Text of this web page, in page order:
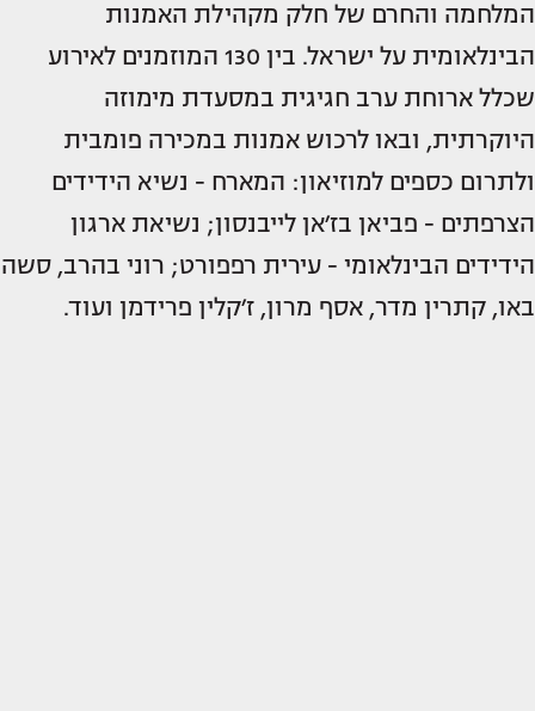
המלחמה והחרם של חלק מקהילת האמנות
הבינלאומית על ישראל. בין 130 המוזמנים לאירוע
שכלל ארוחת ערב חגיגית במסעדת מימוזה
היוקרתית, ובאו לרכוש אמנות במכירה פומבית
ולתרום כספים למוזיאון: המארח - נשיא הידידים
הצרפתים - פביאן בז׳אן לייבנסון; נשיאת ארגון
הידידים הבינלאומי - עירית רפפורט; רוני בהרב, סשה
באו, קתרין מדר, אסף מרון, ז׳קלין פרידמן ועוד.